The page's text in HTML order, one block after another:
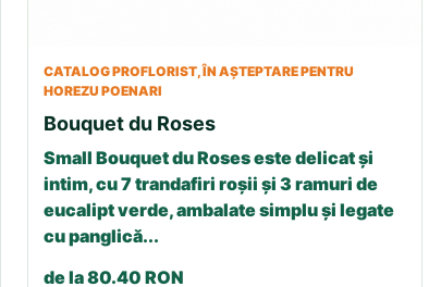
CATALOG PROFLORIST, ÎN AȘTEPTARE PENTRU
HOREZU POENARI
Bouquet du Roses
Small Bouquet du Roses este delicat și
intim, cu 7 trandafiri roșii și 3 ramuri de
eucalipt verde, ambalate simplu și legate
cu panglică...
de la 80.40 RON